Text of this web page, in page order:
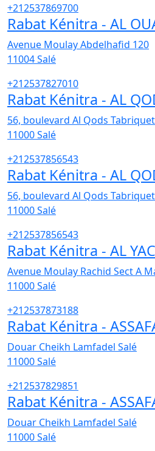
+212537869700
Rabat Kénitra - AL
Avenue Moulay Abdelhafid 120
11004Salé
+212537827010
Rabat Kénitra - AL
56, boulevard Al Qods
11000Salé
+212537856543
Rabat Kénitra - AL
56, boulevard Al Qods
11000Salé
+212537856543
Rabat Kénitra - AL
Avenue Moulay Rachid Sect A
11000Salé
+212537873188
Rabat Kénitra -
Douar Cheikh Lamfadel Salé
11000Salé
+212537829851
Rabat Kénitra -
Douar Cheikh Lamfadel Salé
11000Salé